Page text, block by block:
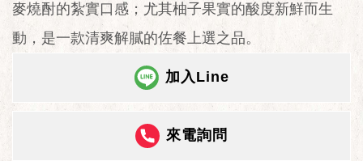
麥燒酎的紮實口感；尤其柚子果實的酸度新鮮而生
動，是一款清爽解膩的佐餐上選之品。
加入Line
來電詢問